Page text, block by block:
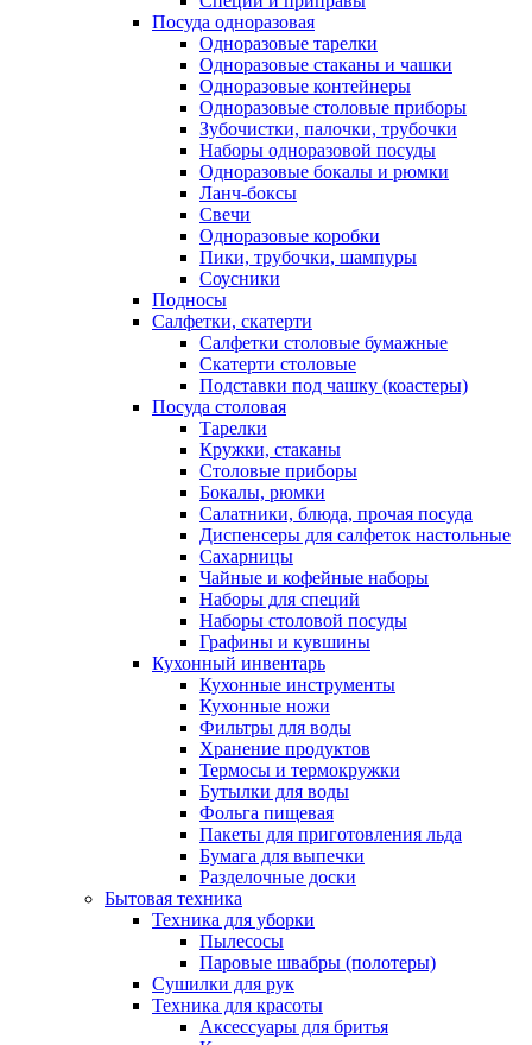
Посуда одноразовая
Одноразовые тарелки
Одноразовые стаканы и чашки
Одноразовые контейнеры
Одноразовые столовые приборы
Зубочистки, палочки, трубочки
Наборы одноразовой посуды
Одноразовые бокалы и рюмки
Ланч-боксы
Свечи
Одноразовые коробки
Пики, трубочки, шампуры
Соусники
Подносы
Салфетки, скатерти
Салфетки столовые бумажные
Скатерти столовые
Подставки под чашку (коастеры)
Посуда столовая
Тарелки
Кружки, стаканы
Столовые приборы
Бокалы, рюмки
Салатники, блюда, прочая посуда
Диспенсеры для салфеток настольные
Сахарницы
Чайные и кофейные наборы
Наборы для специй
Наборы столовой посуды
Графины и кувшины
Кухонный инвентарь
Кухонные инструменты
Кухонные ножи
Фильтры для воды
Хранение продуктов
Термосы и термокружки
Бутылки для воды
Фольга пищевая
Пакеты для приготовления льда
Бумага для выпечки
Разделочные доски
Бытовая техника
Техника для уборки
Пылесосы
Паровые швабры (полотеры)
Сушилки для рук
Техника для красоты
Аксессуары для бритья